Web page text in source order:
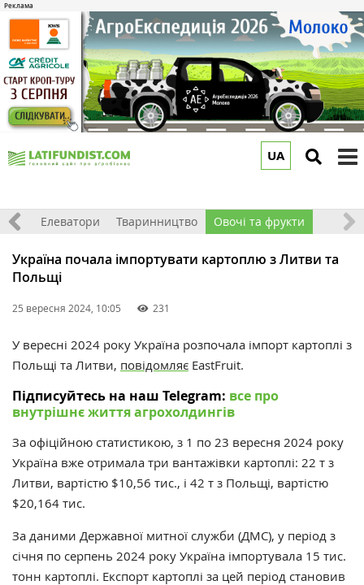
UA
Елеватори Тваринництво Овочі та фрукти
Україна почала імпортувати картоплю з Литви та
Польщі
25 вересня 2024, 10:05 231
У вересні 2024 року Україна розпочала імпорт картоплі з
Польщі та Литви, повідомляє EastFruit.
Підписуйтесь на наш Telegram: все про
внутрішнє життя агрохолдингів
За офіційною статистикою, з 1 по 23 вересня 2024 року
Україна вже отримала три вантажівки картоплі: 22 т з
Литви, вартістю $10,56 тис., і 42 т з Польщі, вартістю
$20,164 тис.
За даними Державної митної служби (ДМС), у період з
січня по серпень 2024 року Україна імпортувала 15 тис.
тонн картоплі. Експорт картоплі за цей період становив